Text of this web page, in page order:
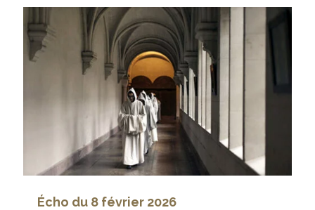
Écho du 8 février 2026